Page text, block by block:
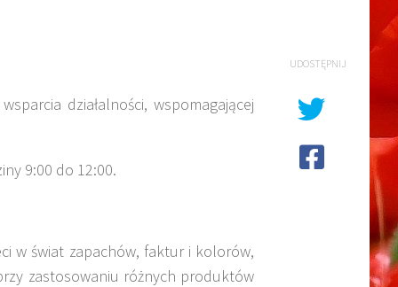
działalności, wspomagającej
9:00 do 12:00.
w świat zapachów, faktur i kolorów,
zastosowaniu różnych produktów
UDOSTĘPNIJ